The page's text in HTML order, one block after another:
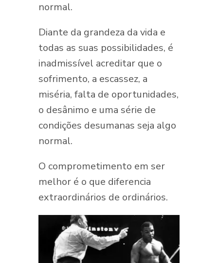
normal.
Diante da grandeza da vida e
todas as suas possibilidades, é
inadmissível acreditar que o
sofrimento, a escassez, a
miséria, falta de oportunidades,
o desânimo e uma série de
condições desumanas seja algo
normal.
O comprometimento em ser
melhor é o que diferencia
extraordinários de ordinários.